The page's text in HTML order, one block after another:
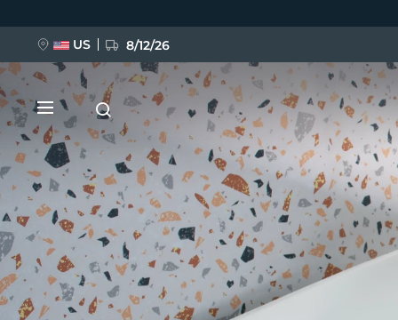
US 8/12/26
NOWOŚĆ
BREAKING NEWS